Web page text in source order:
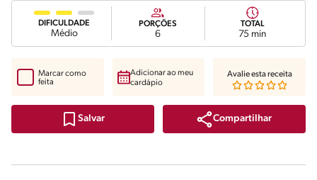
DIFICULDADE
Médio
PORÇÕES
6
TOTAL
75 min
Salvar Compartilhar
Marcar como
feita
Adicionar ao meu
cardápio
Avalie esta receita